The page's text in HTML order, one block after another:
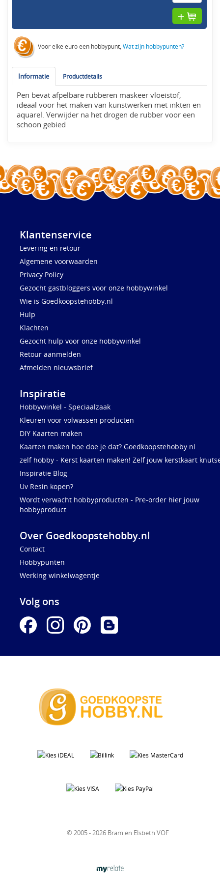
Voor elke euro een hobbypunt,Wat zijn hobbypunten?
Informatie Productdetails
Pen bevat afpelbare rubberen maskeer vloeistof,
ideaal voor het maken van kunstwerken met inkten en
aquarel. Verwijder na het drogen de rubber voor een
schoon gebied
Klantenservice
Levering en retour
Algemene voorwaarden
Privacy Policy
Gezocht gastbloggers voor onze hobbywinkel
Wie is Goedkoopstehobby.nl
Hulp
Klachten
Gezocht hulp voor onze hobbywinkel
Retour aanmelden
Afmelden nieuwsbrief
Inspiratie
Hobbywinkel - Speciaalzaak
Kleuren voor volwassen producten
DIY Kaarten maken
Kaarten maken hoe doe je dat? Goedkoopstehobby.nl
zelf hobby - Kerst kaarten maken! Zelf jouw kerstkaart
Inspiratie Blog
Uv Resin kopen?
Wordt verwacht hobbyproducten - Pre-order hier jouw
hobbyproduct
Over Goedkoopstehobby.nl
Contact
Hobbypunten
Werking winkelwagentje
Volg ons
© 2005 - 2026 Bram en Elsbeth VOF